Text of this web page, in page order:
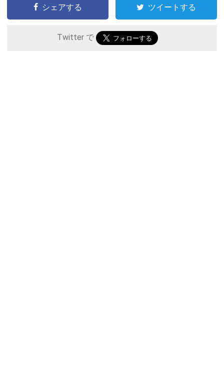
シェアする ツイートする
Twitter で